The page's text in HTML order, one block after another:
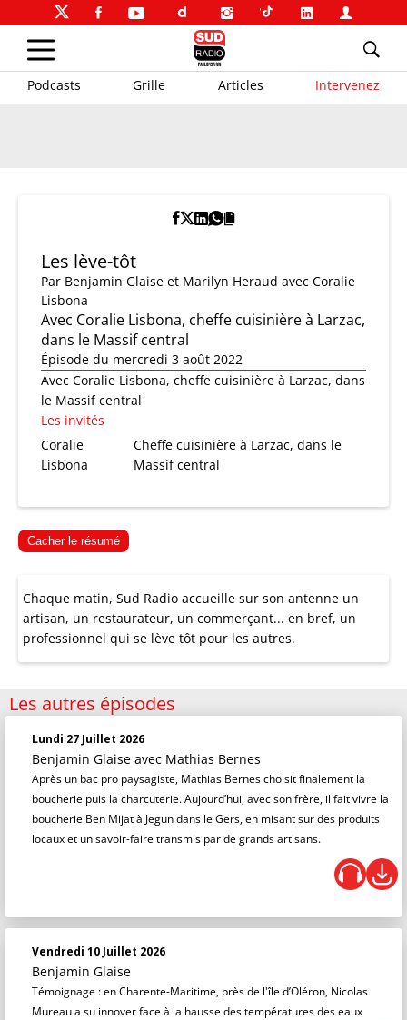
Podcasts Grille Articles Intervenez
Les lève-tôt
Par Benjamin Glaise et Marilyn Heraud avec Coralie
Lisbona
Avec Coralie Lisbona, cheffe cuisinière à Larzac,
dans le Massif central
Épisode du mercredi 3 août 2022
Avec Coralie Lisbona, cheffe cuisinière à Larzac, dans
le Massif central
Les invités
Coralie
Lisbona
Cheffe cuisinière à Larzac, dans le
Massif central
Cacher le résumé
Chaque matin, Sud Radio accueille sur son antenne un
artisan, un restaurateur, un commerçant... en bref, un
professionnel qui se lève tôt pour les autres.
Les autres épisodes
Lundi 27 Juillet 2026
Benjamin Glaise avec Mathias Bernes
Après un bac pro paysagiste, Mathias Bernes choisit finalement la
boucherie puis la charcuterie. Aujourd’hui, avec son frère, il fait vivre la
boucherie Ben Mijat à Jegun dans le Gers, en misant sur des produits
locaux et un savoir-faire transmis par de grands artisans.
Vendredi 10 Juillet 2026
Benjamin Glaise
Témoignage : en Charente-Maritime, près de l'île d’Oléron, Nicolas
Mureau a su innover face à la hausse des températures des eaux